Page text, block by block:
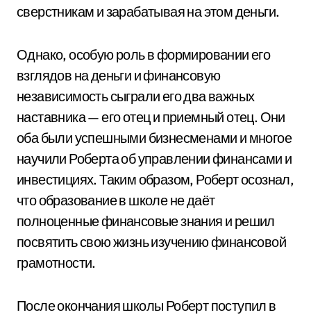
сверстникам и зарабатывая на этом деньги.
Однако, особую роль в формировании его
взглядов на деньги и финансовую
независимость сыграли его два важных
наставника — его отец и приемный отец. Они
оба были успешными бизнесменами и многое
научили Роберта об управлении финансами и
инвестициях. Таким образом, Роберт осознал,
что образование в школе не даёт
полноценные финансовые знания и решил
посвятить свою жизнь изучению финансовой
грамотности.
После окончания школы Роберт поступил в